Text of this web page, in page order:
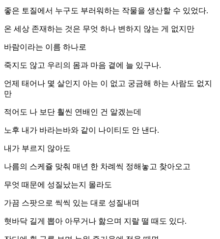
좋은 토질에서 누구도 부러워하는 작물을 생산할 수 있었다.
온 세상 존재하는 것은 무엇 하나 변하지 않는 게 없지만
바람이라는 이름 하나로
죽지도 않고 우리의 몸과 마음 곁에 늘 있구나.
언제 태어나 몇 살인지 아는 이 없고 궁금해 하는 사람도 없지
만
적어도 나 보단 훨씬 연배인 건 알겠는데
노후 내가 바라는바와 같이 나이티도 안 낸다.
내가 부르지 않아도
나름의 스케쥴 맞춰 매년 한 차례씩 정해놓고 찾아오고
무엇 때문에 성질났는지 몰라도
가끔 스팟으로 씩씩 있는 대로 성질내며
혓바닥 길게 뽑아 아무거나 핧으며 지랄 떨 때도 있다.